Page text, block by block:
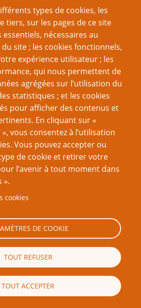
s’alimentant de la
« moralement impurs » –
la barre si haute que
l’atteindre.
toute sa propre espèce, il
à voyager de monde en
tous et les trouvant
- donc il les détruisait
C’était un personnage
ne pouvait sympathiser ;
et de torture pour
des « impurs » - mais
même un super méchant et il
une fois dans la
sympa et même honorable,
s’avère complètement et
mauvais, et qui joue sur la
PJ, pourrait aussi être un
PJ adoreraient combattre
types de cookies, les
tiers, sur les pages de ce site
essentiels, nécessaires au
site ; les cookies fonctionnels,
expérience utilisateur ; les
qui nous permettent de
agrégées sur l’utilisation du
statistiques ; et les cookies
pour afficher des contenus et
En cliquant sur «
», vous consentez à l’utilisation
Vous pouvez accepter ou
de cookie et retirer votre
l’avenir à tout moment dans
».
cookies
DE COOKIE
TOUT REFUSER
TOUT ACCEPTER